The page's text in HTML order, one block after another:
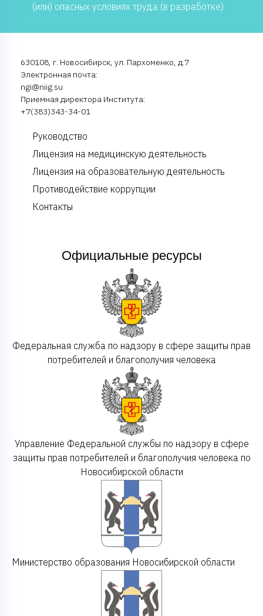
(или) опасных условиях труда (в разработке)
630108, г. Новосибирск, ул. Пархоменко, д.7
Электронная почта:
ngi@niig.su
Приемная директора Института:
+7(383)343-34-01
Руководство
Лицензия на медицинскую деятельность
Лицензия на образовательную деятельность
Противодействие коррупции
Контакты
Официальные ресурсы
Федеральная служба по надзору в сфере защиты прав
потребителей и благополучия человека
Управление Федеральной службы по надзору в сфере
защиты прав потребителей и благополучия человека по
Новосибирской области
Министерство образования Новосибирской области